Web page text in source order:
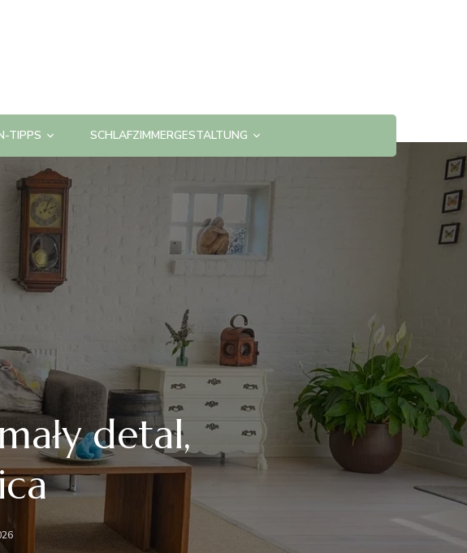
TIPPS SCHLAFZIMMERGESTALTUNG
detal,